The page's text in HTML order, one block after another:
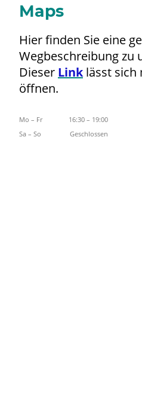
Maps
Hier finden Sie eine
Wegbeschreibung zu
Dieser Linklässt sich
öffnen.
Mo – Fr 16:30 – 19:00
Sa – So Geschlossen